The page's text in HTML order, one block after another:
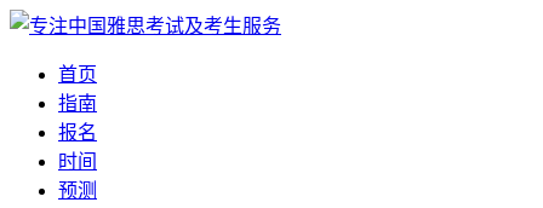
首页
指南
报名
时间
预测